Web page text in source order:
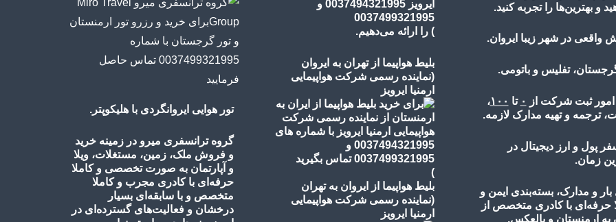
تور هوایی ایروانگردی با هلیکوپتر.
گروه ترانسفری میرو در زمینه خرید
و فروش ملک، زمین، مستغلات، ویلا
و آپارتمان به صورت تخصصی و کاملا
حرفه‌ای با کادری مجرب و کاملا
متخصص و با سابقه‌ای بسیار
درخشان و فعالیت‌های گسترده‌ای در
) را ارائه می‌دهیم.
بلیط هواپیما از تهران به ایروان
(نماینده رسمی شرکت هواپیمایی
ارمنیا ایرویز
)
بلیط هواپیما از ایروان به تهران
(نماینده رسمی شرکت هواپیمایی
ارمنیا ایرویز
و بهترین‌ها را تجربه کنید.
واقعی در شهر زیبا ایروان.
تفلیس و باتومی.
امور ثبت شرکت از ۰ تا ۱۰۰،
ترجمه و تهیه مدارک لازمه.
پول و ارز دیجیتال در
زمان.
و مدارک، بسته‌بندی ایمن و
حرفه‌ای با کادری متخصص از
به ارمنستان و بالعکس.